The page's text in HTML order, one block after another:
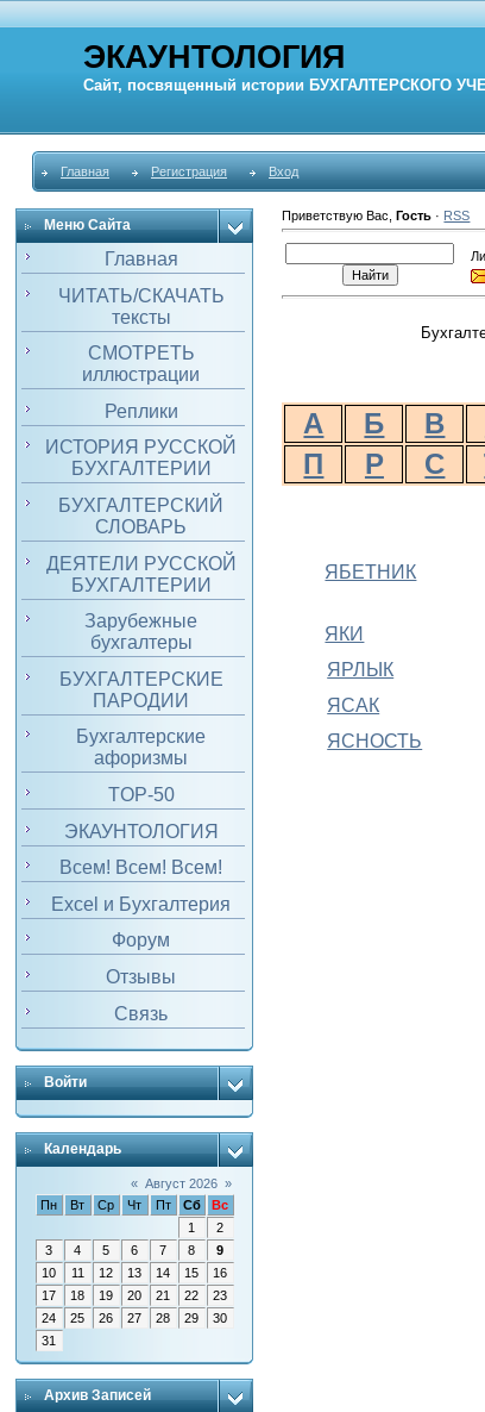
ЭКАУНТОЛОГИЯ
Сайт, посвященный истории БУХГАЛТЕРСКОГО
Главная Регистрация Вход
Меню Сайта
Главная
ЧИТАТЬ/СКАЧАТЬ
тексты
СМОТРЕТЬ
иллюстрации
Реплики
ИСТОРИЯ РУССКОЙ
БУХГАЛТЕРИИ
БУХГАЛТЕРСКИЙ
СЛОВАРЬ
ДЕЯТЕЛИ РУССКОЙ
БУХГАЛТЕРИИ
Зарубежные
бухгалтеры
БУХГАЛТЕРСКИЕ
ПАРОДИИ
Бухгалтерские
афоризмы
TOP-50
ЭКАУНТОЛОГИЯ
Всем! Всем! Всем!
Excel и Бухгалтерия
Форум
Отзывы
Связь
Войти
Календарь
« Август 2026 »
Пн
Вт Ср Чт Пт Сб
Вс
1
2
3
4 5 6 7 8
9
10
11 12 13 14 15
16
17
18 19 20 21 22
23
24
25 26 27 28 29
30
31
Архив Записей
Приветствую Вас ,Гость · RSS
А Б В
П
Р С
ЯБЕТНИК
ЯКИ
ЯРЛЫК
ЯСАК
ЯСНОСТЬ